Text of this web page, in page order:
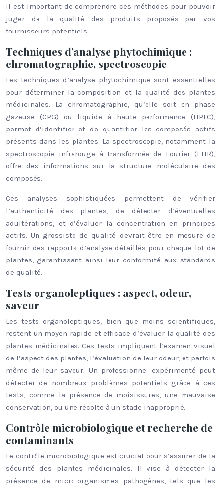
il est important de comprendre ces méthodes pour pouvoir
juger de la qualité des produits proposés par vos
fournisseurs potentiels.
Techniques d’analyse phytochimique :
chromatographie, spectroscopie
Les techniques d’analyse phytochimique sont essentielles
pour déterminer la composition et la qualité des plantes
médicinales. La chromatographie, qu’elle soit en phase
gazeuse (CPG) ou liquide à haute performance (HPLC),
permet d’identifier et de quantifier les composés actifs
présents dans les plantes. La spectroscopie, notamment la
spectroscopie infrarouge à transformée de Fourier (FTIR),
offre des informations sur la structure moléculaire des
composés.
Ces analyses sophistiquées permettent de vérifier
l’authenticité des plantes, de détecter d’éventuelles
adultérations, et d’évaluer la concentration en principes
actifs. Un grossiste de qualité devrait être en mesure de
fournir des rapports d’analyse détaillés pour chaque lot de
plantes, garantissant ainsi leur conformité aux standards
de qualité.
Tests organoleptiques : aspect, odeur,
saveur
Les tests organoleptiques, bien que moins scientifiques,
restent un moyen rapide et efficace d’évaluer la qualité des
plantes médicinales. Ces tests impliquent l’examen visuel
de l’aspect des plantes, l’évaluation de leur odeur, et parfois
même de leur saveur. Un professionnel expérimenté peut
détecter de nombreux problèmes potentiels grâce à ces
tests, comme la présence de moisissures, une mauvaise
conservation, ou une récolte à un stade inapproprié.
Contrôle microbiologique et recherche de
contaminants
Le contrôle microbiologique est crucial pour s’assurer de la
sécurité des plantes médicinales. Il vise à détecter la
présence de micro-organismes pathogènes, tels que les